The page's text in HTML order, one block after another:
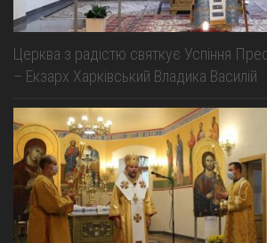
Церква з радістю святкує Успіння
– Екзарх Харківський Владика Василій